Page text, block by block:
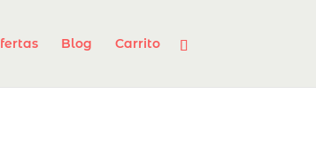
Blog Carrito